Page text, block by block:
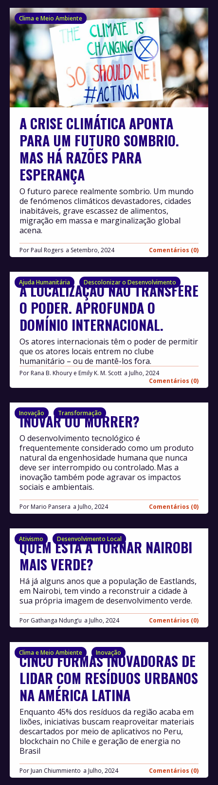
Clima e Meio Ambiente
A CRISE CLIMÁTICA APONTA
PARA UM FUTURO SOMBRIO.
MAS HÁ RAZÕES PARA
ESPERANÇA
Por Paul Rogers Setembro, 2024 Comentários (0)
O futuro parece realmente sombrio. Um mundo
de fenómenos climáticos devastadores, cidades
inabitáveis, grave escassez de alimentos,
migração em massa e marginalização global
acena.
Ajuda Humanitária Descolonizar o Desenvolvimento
A LOCALIZAÇÃO NÃO TRANSFERE
O PODER. APROFUNDA O
DOMÍNIO INTERNACIONAL.
Por Rana B. Khoury e Emily K. M. Scott
Julho, 2024
Comentários (0)
Os atores internacionais têm o poder de permitir
que os atores locais entrem no clube
humanitário – ou de mantê-los fora.
Inovação Transformação
INOVAR OU MORRER?
Por Mario Pansera Julho, 2024 Comentários (0)
O desenvolvimento tecnológico é
frequentemente considerado como um produto
natural da engenhosidade humana que nunca
deve ser interrompido ou controlado. Mas a
inovação também pode agravar os impactos
sociais e ambientais.
Ativismo Desenvolvimento Local
QUEM ESTÁ A TORNAR NAIROBI
MAIS VERDE?
Por Gathanga Ndung’u Julho, 2024 Comentários (0)
Há já alguns anos que a população de Eastlands,
em Nairobi, tem vindo a reconstruir a cidade à
sua própria imagem de desenvolvimento verde.
Clima e Meio Ambiente Inovação
CINCO FORMAS INOVADORAS DE
LIDAR COM RESÍDUOS URBANOS
NA AMÉRICA LATINA
Por Juan Chiummiento Julho, 2024 Comentários (0)
Enquanto 45% dos resíduos da região acaba em
lixões, iniciativas buscam reaproveitar materiais
descartados por meio de aplicativos no Peru,
blockchain no Chile e geração de energia no
Brasil